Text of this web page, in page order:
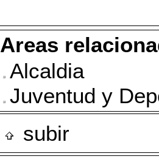
Areas
Alcaldia
Juventud y
subir